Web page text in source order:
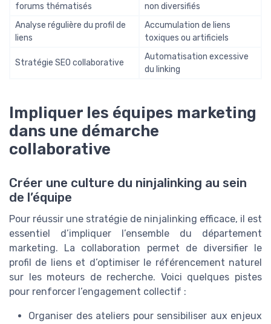
forums thématisés
non diversifiés
Analyse régulière du profil de
liens
Accumulation de liens
toxiques ou artificiels
Stratégie SEO collaborative
Automatisation excessive
du linking
Impliquer les équipes marketing
dans une démarche
collaborative
Créer une culture du ninjalinking au sein
de l’équipe
Pour réussir une stratégie de ninjalinking efficace, il est
essentiel d’impliquer l’ensemble du département
marketing. La collaboration permet de diversifier le
profil de liens et d’optimiser le référencement naturel
sur les moteurs de recherche. Voici quelques pistes
pour renforcer l’engagement collectif :
Organiser des ateliers pour sensibiliser aux enjeux